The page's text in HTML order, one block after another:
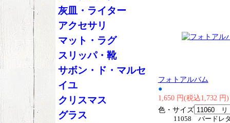
フォトアルバム
●
1,650 円(税込1,732 円)
色・サイズ
11058 バードレ
灰皿・ライター
アクセサリ
マット・ラグ
スリッパ・靴
サボン・ド・マルセ
イユ
クリスマス
グラス